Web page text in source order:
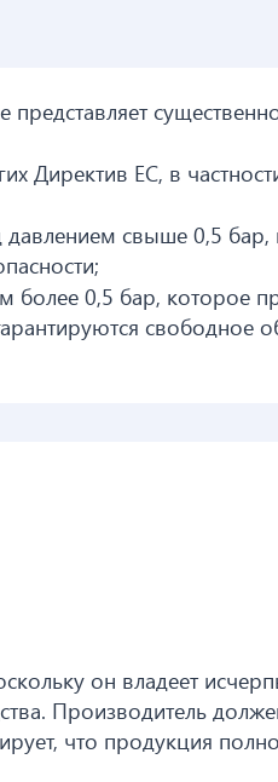
Директив ЕС, в
свыше 0,5 бар,
0,5 бар, которое
свободное
он владеет
Производитель
что продукция